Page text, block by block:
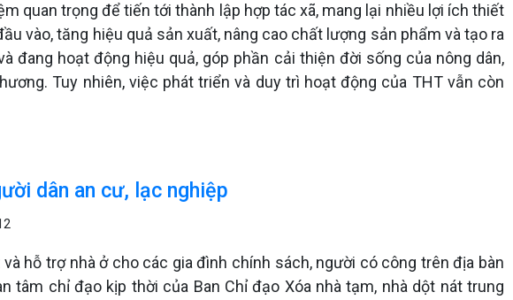
quan trọng để tiến tới thành lập hợp tác xã, mang lại nhiều lợi ích thiết
vào, tăng hiệu quả sản xuất, nâng cao chất lượng sản phẩm và tạo ra
đang hoạt động hiệu quả, góp phần cải thiện đời sống của nông dân,
Tuy nhiên, việc phát triển và duy trì hoạt động của THT vẫn còn
dân an cư, lạc nghiệp
hỗ trợ nhà ở cho các gia đình chính sách, người có công trên địa bàn
tâm chỉ đạo kịp thời của Ban Chỉ đạo Xóa nhà tạm, nhà dột nát trung